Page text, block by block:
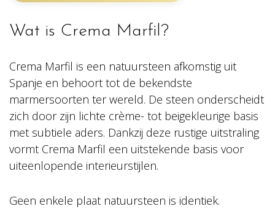
Wat is Crema Marfil?
Crema Marfil is een natuursteen afkomstig uit
Spanje en behoort tot de bekendste
marmersoorten ter wereld. De steen onderscheidt
zich door zijn lichte crème- tot beigekleurige basis
met subtiele aders. Dankzij deze rustige uitstraling
vormt Crema Marfil een uitstekende basis voor
uiteenlopende interieurstijlen.
Geen enkele plaat natuursteen is identiek.